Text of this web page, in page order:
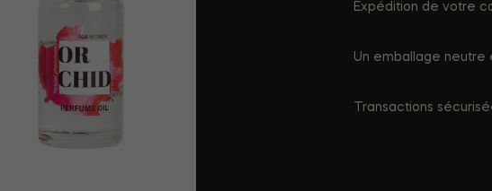
Expédition de votre
Un emballage neutre
Transactions